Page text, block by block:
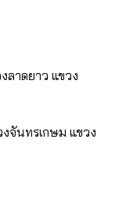
ลาดยาว แขวง
งจันทรเกษม แขวง